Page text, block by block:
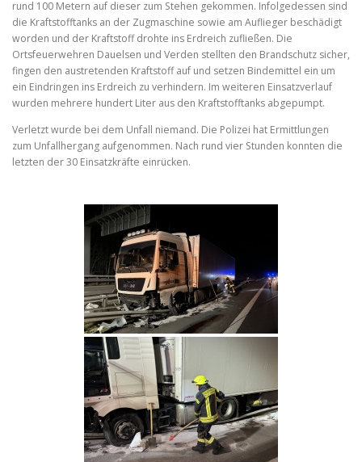
rund 100 Metern auf dieser zum Stehen gekommen. Infolgedessen sind
die Kraftstofftanks an der Zugmaschine sowie am Auflieger beschädigt
worden und der Kraftstoff drohte ins Erdreich zufließen. Die
Ortsfeuerwehren Dauelsen und Verden stellten den Brandschutz sicher,
fingen den austretenden Kraftstoff auf und setzen Bindemittel ein um
ein Eindringen ins Erdreich zu verhindern. Im weiteren Einsatzverlauf
wurden mehrere hundert Liter aus den Kraftstofftanks abgepumpt.
Verletzt wurde bei dem Unfall niemand. Die Polizei hat Ermittlungen
zum Unfallhergang aufgenommen. Nach rund vier Stunden konnten die
letzten der 30 Einsatzkräfte einrücken.